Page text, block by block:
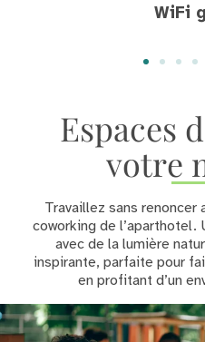
WiFi gratuit
Espaces
votre
Travaillez sans renoncer
coworking de l’aparthotel.
avec de la lumière
inspirante, parfaite pour
en profitant d’un